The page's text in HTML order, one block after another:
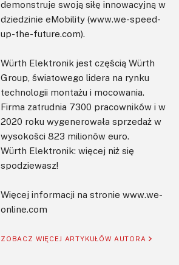
demonstruje swoją siłę innowacyjną w
dziedzinie eMobility (www.we-speed-
up-the-future.com).
Würth Elektronik jest częścią Würth
Group, światowego lidera na rynku
technologii montażu i mocowania.
Firma zatrudnia 7300 pracowników i w
2020 roku wygenerowała sprzedaż w
wysokości 823 milionów euro.
Würth Elektronik: więcej niż się
spodziewasz!
Więcej informacji na stronie www.we-
online.com
ZOBACZ WIĘCEJ ARTYKUŁÓW AUTORA